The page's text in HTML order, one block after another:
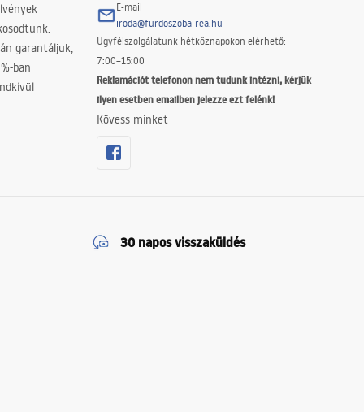
garantáljuk,
ban
E-mail
iroda@furdoszoba-rea.hu
Ügyfélszolgálatunk hétköznapokon elérhető:
7:00–15:00
Reklamációt telefonon nem tudunk intézni, kérjük
ilyen esetben emailben jelezze ezt felénk!
Kövess minket
30 napos visszaküldés